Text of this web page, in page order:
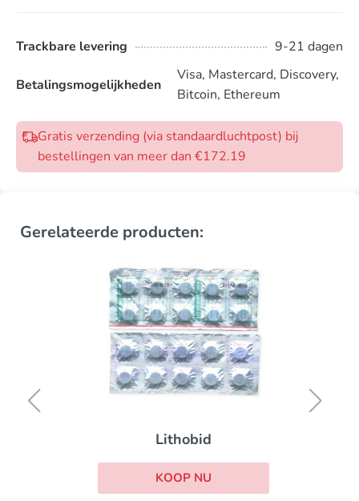
Trackbare levering 9-21 dagen
Betalingsmogelijkheden
Visa, Mastercard, Discovery,
Bitcoin, Ethereum
Gratis verzending (via standaardluchtpost) bij
bestellingen van meer dan €172.19
Gerelateerde producten:
Lithobid
KOOP NU